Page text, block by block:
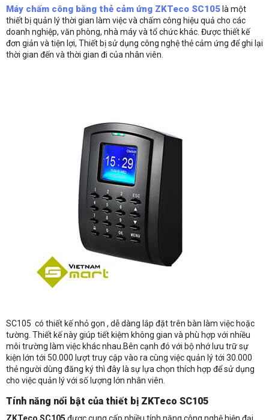
Máy chấm công bằng thẻ cảm ứng ZKTeco SC105 là một
thiết bị quản lý thời gian làm việc và chấm công hiệu quả cho các
doanh nghiệp, văn phòng, nhà máy và tổ chức khác. Được thiết kế
đơn giản và tiện lợi, Thiết bị sử dụng công nghệ thẻ cảm ứng để ghi lại
thời gian đến và thời gian đi của nhân viên.
SC105 có thiết kế nhỏ gọn , dễ dàng lắp đặt trên bàn làm việc hoặc
tường. Thiết kế này giúp tiết kiệm không gian và phù hợp với nhiều
môi trường làm việc khác nhau.Bên cạnh đó với bộ nhớ lưu trữ sự
kiện lớn tới 50.000 lượt truy cập vào ra cùng việc quản lý tới 30.000
thẻ người dùng đăng ký thì đây là sự lựa chọn thích hợp để sử dụng
cho việc quản lý với số lượng lớn nhân viên.
Tính năng nổi bật của thiết bị ZKTeco SC105
ZKTeco SC105 được cung cấp nhiều tính năng công nghệ hiện đại
Chức năng tùy chọn
IC Card, Print Function
Nguồn điện
DC 12V
Operating Temperature -
Nhiệt độ hoạt động
0°C ~ 45°C
ZKAccess3.5
Nhận báo giá sản phẩm: Máy chấm công bằng thẻ cảm ứng SC105